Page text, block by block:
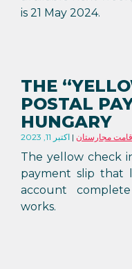
is 21 May 2024.
THE
POSTAL
HUNGARY
اکتبر 11, 2023 مجارستان
The yellow check
payment slip that
account
works.